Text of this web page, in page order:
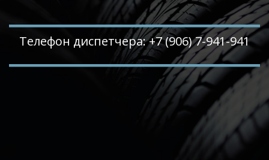
Телефон диспетчера: +7 (906) 7-941-941